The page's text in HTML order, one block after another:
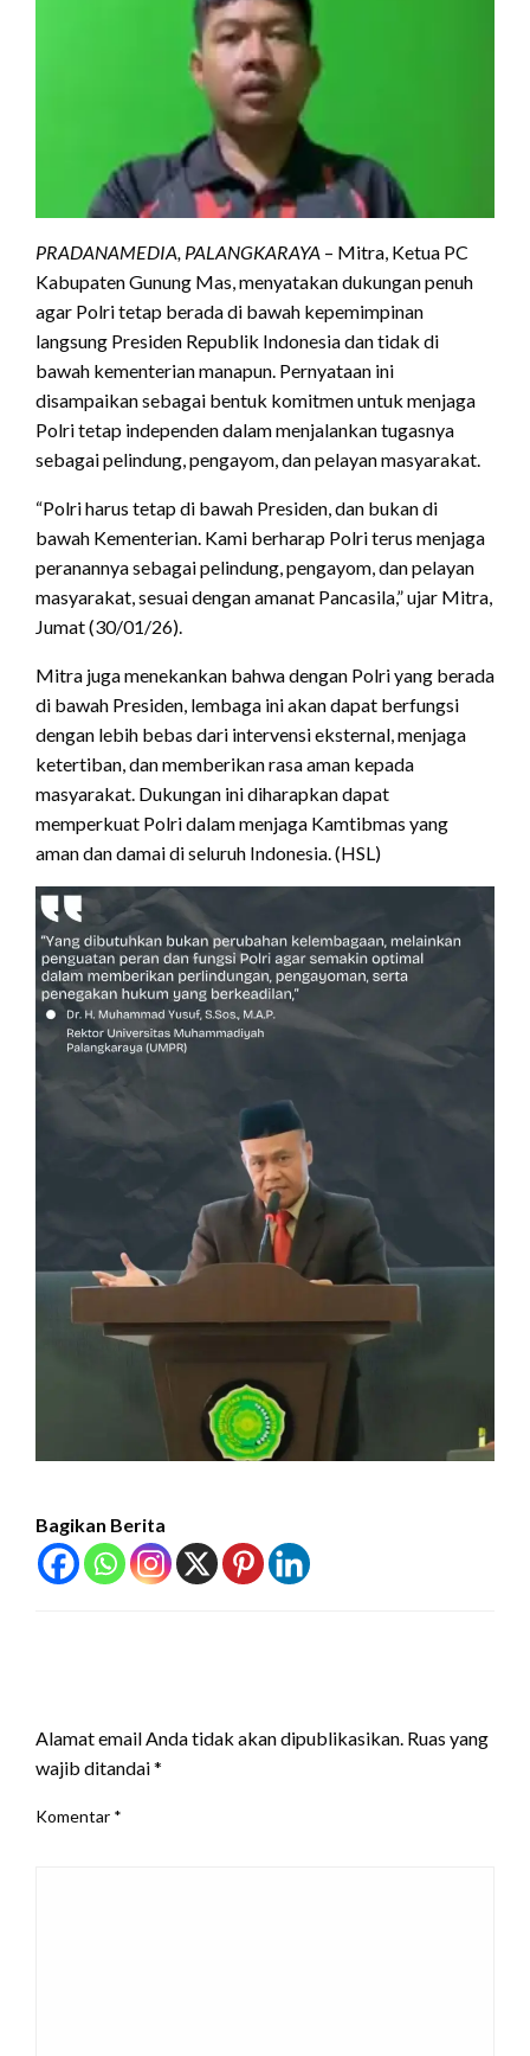
PRADANAMEDIA, PALANGKARAYA – Mitra, Ketua PC
Kabupaten Gunung Mas, menyatakan dukungan penuh
agar Polri tetap berada di bawah kepemimpinan
langsung Presiden Republik Indonesia dan tidak di
bawah kementerian manapun. Pernyataan ini
disampaikan sebagai bentuk komitmen untuk menjaga
Polri tetap independen dalam menjalankan tugasnya
sebagai pelindung, pengayom, dan pelayan masyarakat.
“Polri harus tetap di bawah Presiden, dan bukan di
bawah Kementerian. Kami berharap Polri terus menjaga
peranannya sebagai pelindung, pengayom, dan pelayan
masyarakat, sesuai dengan amanat Pancasila,” ujar Mitra,
Jumat (30/01/26).
Mitra juga menekankan bahwa dengan Polri yang berada
di bawah Presiden, lembaga ini akan dapat berfungsi
dengan lebih bebas dari intervensi eksternal, menjaga
ketertiban, dan memberikan rasa aman kepada
masyarakat. Dukungan ini diharapkan dapat
memperkuat Polri dalam menjaga Kamtibmas yang
aman dan damai di seluruh Indonesia. (HSL)
Bagikan Berita
Alamat email Anda tidak akan dipublikasikan. Ruas yang
wajib ditandai*
Komentar *